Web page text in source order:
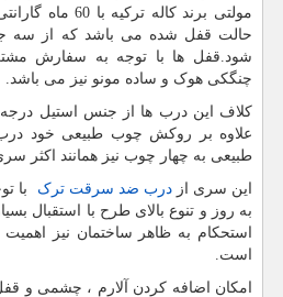
حالت قفل شده می باشد که از سه
شود.قفل ها با توجه به سفارش
چنگکی هوک و ساده مونو نیز می باشد.
کلاف این درب ها از جنس استیل
علاوه بر روکش چوب طبیعی خود
طبیعی به چهار چوب نیز همانند اکثر
این سری ازدرب ضد سرقت ترک با
به روز و تنوع بالای طرح با استقبال
استحکام به ظاهر ساختمان نیز
است.
امکان اضافه کردن آلارم ، چشمی و